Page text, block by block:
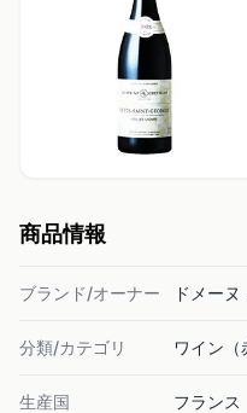
商品情報
ブランド/オーナー ドメー
分類/カテゴリ ワイン（
生産国 フランス